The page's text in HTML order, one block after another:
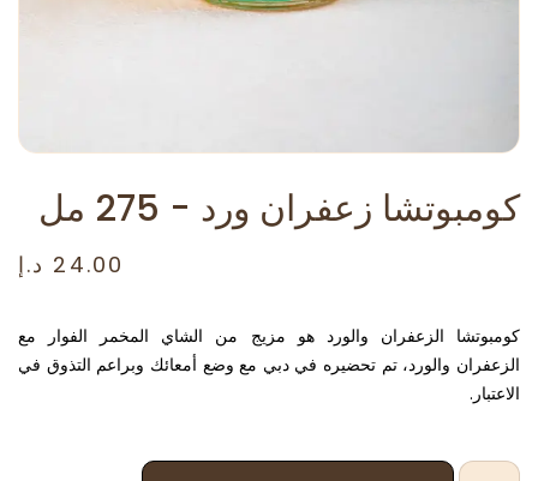
كومبوتشا زعفران ورد - 275 مل
24.00 د.إ
كومبوتشا الزعفران والورد هو مزيج من الشاي المخمر الفوار مع
الزعفران والورد، تم تحضيره في دبي مع وضع أمعائك وبراعم التذوق في
الاعتبار.